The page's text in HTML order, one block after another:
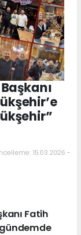
15.03.2026 -
Fatih
gündemde